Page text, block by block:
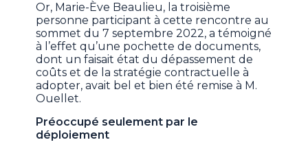
Or, Marie-Ève Beaulieu, la troisième
personne participant à cette rencontre au
sommet du 7 septembre 2022, a témoigné
à l’effet qu’une pochette de documents,
dont un faisait état du dépassement de
coûts et de la stratégie contractuelle à
adopter, avait bel et bien été remise à M.
Ouellet.
Préoccupé seulement par le
déploiement